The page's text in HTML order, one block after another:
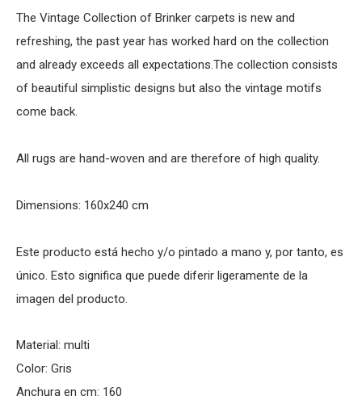
The Vintage Collection of Brinker carpets is new and
refreshing, the past year has worked hard on the collection
and already exceeds all expectations.The collection consists
of beautiful simplistic designs but also the vintage motifs
come back.
All rugs are hand-woven and are therefore of high quality.
Dimensions: 160x240 cm
Este producto está hecho y/o pintado a mano y, por tanto, es
único. Esto significa que puede diferir ligeramente de la
imagen del producto.
Material: multi
Color: Gris
Anchura en cm: 160